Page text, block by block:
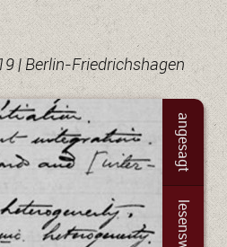
| Berlin-Friedrichshagen
angesagt